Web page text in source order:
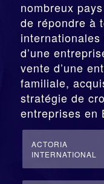
nombreux
de répondre à
d’une
vente d’une
familiale,
stratégie de
entreprises en
ACTORIA
INTERNATIONAL